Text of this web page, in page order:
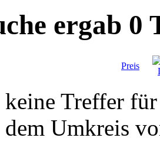
ergab 0
Preis
Treffer
Umkreis